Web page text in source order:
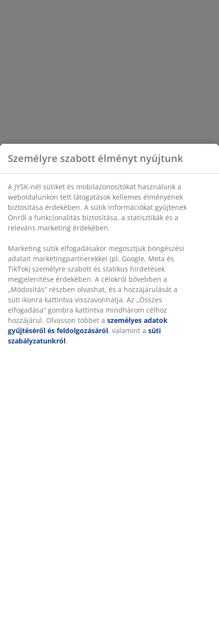
Személyre szabott élményt nyújtunk
A JYSK-nél sütiket és mobilazonosítókat használunk a
weboldalunkon tett látogatások kellemes élményének
biztosítása érdekében. A sütik információkat gyűjtenek
Önről a funkcionalitás biztosítása, a statisztikák és a
releváns marketing érdekében.
Marketing sütik elfogadásakor megosztjuk böngészési
adatait marketingpartnerekkel (pl. Google, Meta és
TikTok) személyre szabott és statikus hirdetések
megjelenítése érdekében. A célokról bővebben a
„Módosítás” részben olvashat, és a hozzájárulását a
süti ikonra kattintva visszavonhatja. Az „Összes
elfogadása” gombra kattintva mindhárom célhoz
hozzájárul. Olvasson többet a személyes adatok
gyűjtéséről és feldolgozásáról, valamint a süti
szabályzatunkról.